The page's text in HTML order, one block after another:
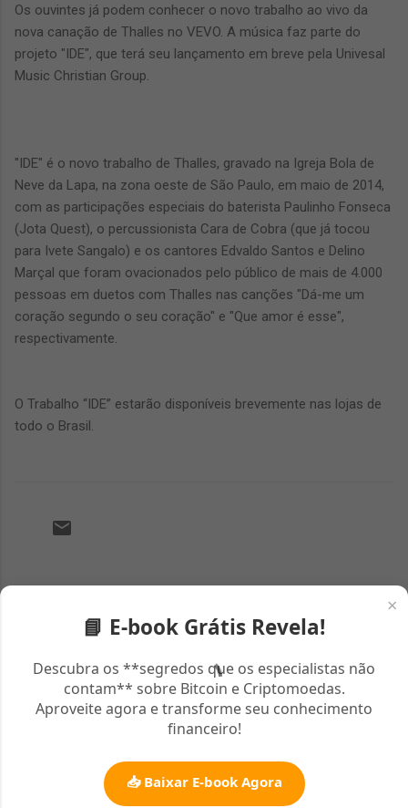
×
📘 E-book Grátis Revela!
Descubra os **segredos que os especialistas não
contam** sobre Bitcoin e Criptomoedas.
Aproveite agora e transforme seu conhecimento
financeiro!
📥 Baixar E-book Agora
Os ouvintes já podem conhecer o novo trabalho ao vivo da
nova canação de Thalles no VEVO. A música faz parte do
projeto "IDE", que terá seu lançamento em breve pela Univesal
Music Christian Group.
"IDE" é o novo trabalho de Thalles, gravado na Igreja Bola de
Neve da Lapa, na zona oeste de São Paulo, em maio de 2014,
com as participações especiais do baterista Paulinho Fonseca
(Jota Quest), o percussionista Cara de Cobra (que já tocou
para Ivete Sangalo) e os cantores Edvaldo Santos e Delino
Marçal que foram ovacionados pelo público de mais de 4.000
pessoas em duetos com Thalles nas canções "Dá-me um
coração segundo o seu coração" e "Que amor é esse",
respectivamente.
O Trabalho “IDE” estarão disponíveis brevemente nas lojas de
todo o Brasil.
n